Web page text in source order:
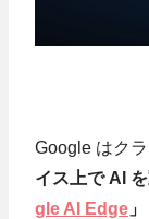
Google はク
イス上で AI
gle AI Edge